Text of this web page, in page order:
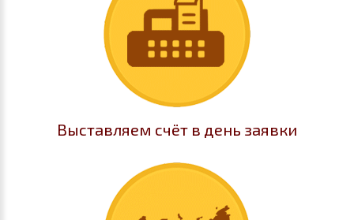
Выставляем счёт в день заявки